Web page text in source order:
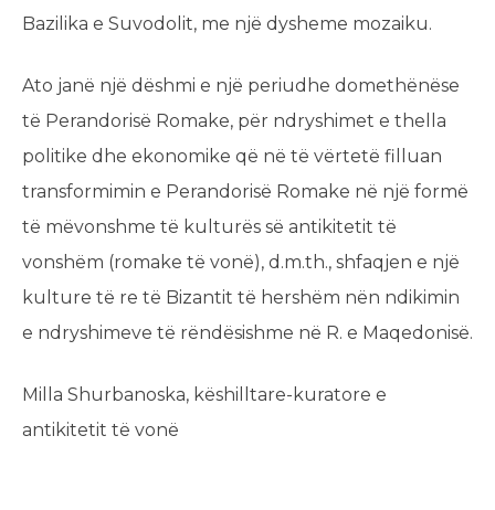
Bazilika e Suvodolit, me një dysheme mozaiku.
Ato janë një dëshmi e një periudhe domethënëse
të Perandorisë Romake, për ndryshimet e thella
politike dhe ekonomike që në të vërtetë filluan
transformimin e Perandorisë Romake në një formë
të mëvonshme të kulturës së antikitetit të
vonshëm (romake të vonë), d.m.th., shfaqjen e një
kulture të re të Bizantit të hershëm nën ndikimin
e ndryshimeve të rëndësishme në R. e Maqedonisë.
Milla Shurbanoska, këshilltare-kuratore e
antikitetit të vonë